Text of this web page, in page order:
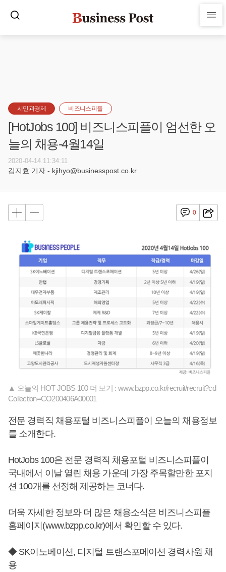
시민과경제 비즈니스피플
[HotJobs 100] 비즈니스피플이 엄선한 오
늘의 채용-4월14일
2020-04-14 11:34:11
김지효 기자 - kjihyo@businesspost.co.kr
0
▲ 오늘의 HOT JOBS 100 더 보기 : www.bzpp.co.kr/recruit/recruit?cd
Collection=CO200406A00001
전문 경력직 채용포털 비즈니스피플이 오늘의 채용정보
를 소개한다.
HotJobs 100은 전문 경력직 채용포털 비즈니스피플이
국내에서 이날 열린 채용 가운데 가장 주목할만한 포지
션 100개를 선정해 제공하는 코너다.
더욱 자세한 정보와 더 많은 채용소식은 비즈니스피플
홈페이지(www.bzpp.co.kr)에서 확인할 수 있다.
◆ SK이노베이션, 디지털 트랜스포메이션 경력사원 채
용